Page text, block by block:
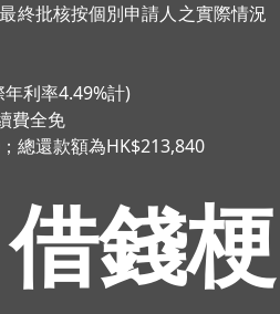
終批核按個別申請人之實際情況
利率4.49%計)
費全免
總還款額為HK$213,840
錢梗